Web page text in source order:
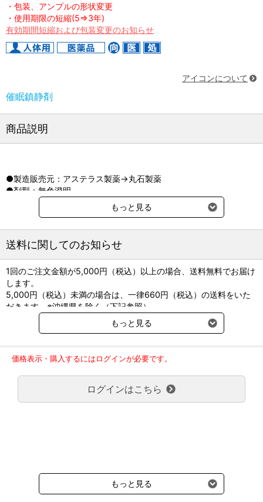
・包装、アンプルの形状変更
・使用期限の短縮(5⇒3年)
有効期間短縮および包装変更のお知らせ
アイコンについて
催眠鎮静剤
商品説明
●製造販売元：アステラス製薬→丸石製薬
●剤型：無色澄明
●成分：ミダゾラム
●貯法：室温保存
もっと見る
送料に関してのお知らせ
1回のご注文金額が5,000円（税込）以上の場合、送料無料でお届け
します。
5,000円（税込）未満の場合は、一律660円（税込）の送料をいた
だきます。※沖縄県を除く（下記参照）
※2017年11月14日（火）より沖縄県へのお届けにつきましては、1
回のご注文金額（税込）が、30,000円以上で配送無料となります。
ご了承のほどよろしくお願い致します。
弊社都合でお届けが２回以上に分かれる場合の送料負担は、１回分
のみで新たな送料は発生しません。
大型商品送料が必要な商品をご注文の場合は、大型商品送料のみご
負担頂きます。
受けます。
もっと見る
価格表示・購入するにはログインが必要です。
ログインはこちら
もっと見る